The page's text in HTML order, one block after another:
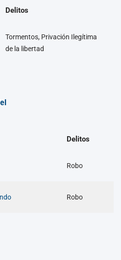
Delitos
Tormentos, Privación Ilegítima
de la libertad
Delitos
Robo
Robo